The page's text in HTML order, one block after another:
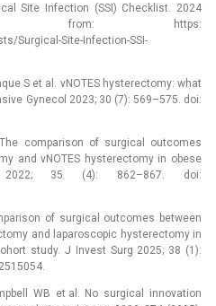
Site Infection (SSI) Checklist. 2024
from: https:
Surgical-Site-Infection-SSI-
S et al. vNOTES hysterectomy: what
Gynecol 2023; 30 (7): 569–575. doi:
comparison of surgical outcomes
and vNOTES hysterectomy in obese
35 (4): 862–867. doi:
of surgical outcomes between
and laparoscopic hysterectomy in
study. J Invest Surg 2025; 38 (1):
WB et al. No surgical innovation